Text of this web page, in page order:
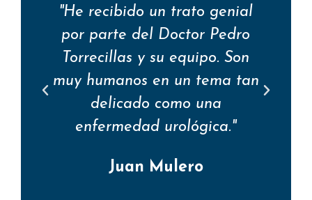
"He recibido un trato genial
por parte del Doctor Pedro
Torrecillas y su equipo. Son
muy humanos en un tema tan
delicado como una
enfermedad urológica."
Juan Mulero